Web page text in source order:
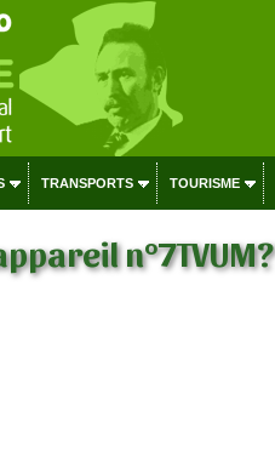
TRANSPORTS TOURISME
n°7TVUM?